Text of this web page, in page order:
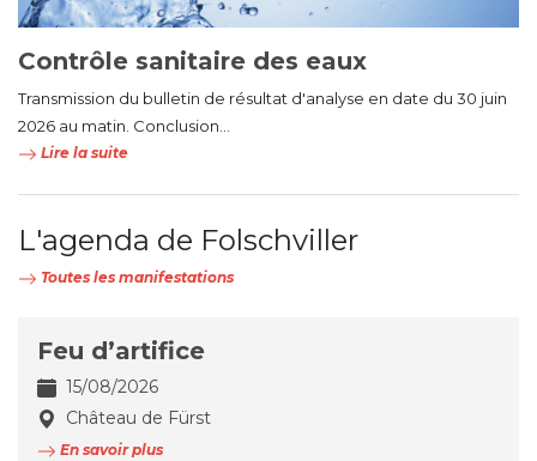
Contrôle sanitaire des eaux
Transmission du bulletin de résultat d'analyse en date du 30 juin
2026 au matin. Conclusion...
Lire la suite
L'agenda de Folschviller
Toutes les manifestations
Feu d’artifice
15/08/2026
Château de Fürst
En savoir plus